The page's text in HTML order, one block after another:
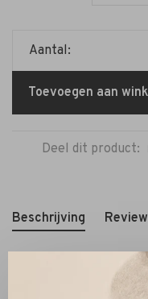
Aantal:
Toevoegen aan
Deel dit product:
Beschrijving
De Pearls Little Gold